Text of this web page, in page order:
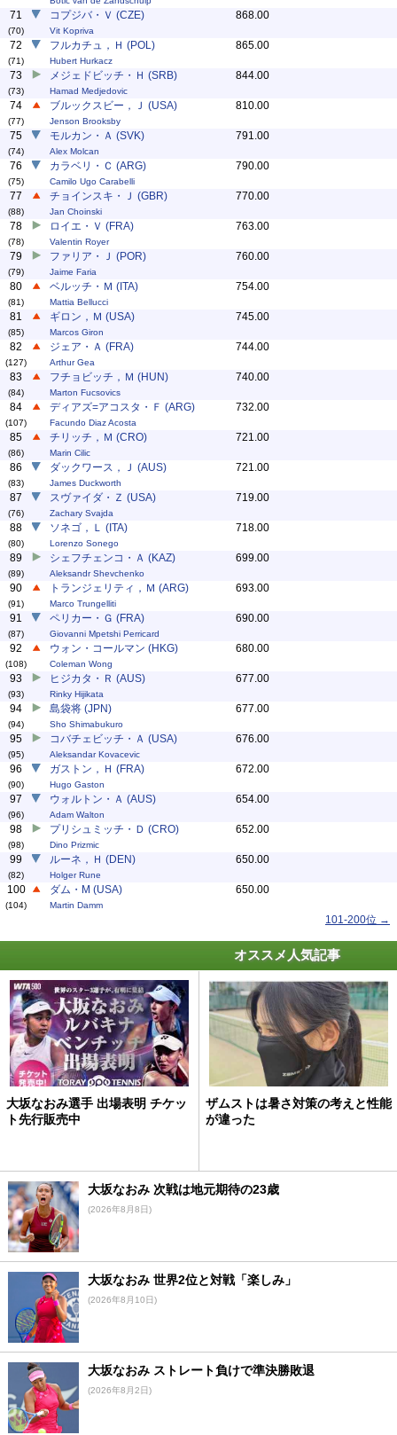
71
(70)
コプジバ・Ｖ (CZE)
Vit Kopriva
868.00
72
(71)
フルカチュ，Ｈ (POL)
Hubert Hurkacz
865.00
73
(73)
メジェドビッチ・Ｈ (SRB)
Hamad Medjedovic
844.00
74
(77)
ブルックスビー，Ｊ (USA)
Jenson Brooksby
810.00
75
(74)
モルカン・Ａ (SVK)
Alex Molcan
791.00
76
(75)
カラベリ・Ｃ (ARG)
Camilo Ugo Carabelli
790.00
77
(88)
チョインスキ・Ｊ (GBR)
Jan Choinski
770.00
78
(78)
ロイエ・Ｖ (FRA)
Valentin Royer
763.00
79
(79)
ファリア・Ｊ (POR)
Jaime Faria
760.00
80
(81)
ベルッチ・Ｍ (ITA)
Mattia Bellucci
754.00
81
(85)
ギロン，Ｍ (USA)
Marcos Giron
745.00
82
(127)
ジェア・Ａ (FRA)
Arthur Gea
744.00
83
(84)
フチョビッチ，Ｍ (HUN)
Marton Fucsovics
740.00
84
(107)
ディアズ=アコスタ・Ｆ (ARG)
Facundo Diaz Acosta
732.00
85
(86)
チリッチ，Ｍ (CRO)
Marin Cilic
721.00
86
(83)
ダックワース，Ｊ (AUS)
James Duckworth
721.00
87
(76)
スヴァイダ・Ｚ (USA)
Zachary Svajda
719.00
88
(80)
ソネゴ，Ｌ (ITA)
Lorenzo Sonego
718.00
89
(89)
シェフチェンコ・Ａ (KAZ)
Aleksandr Shevchenko
699.00
90
(91)
トランジェリティ，Ｍ (ARG)
Marco Trungelliti
693.00
91
(87)
ペリカー・Ｇ (FRA)
Giovanni Mpetshi Perricard
690.00
92
(108)
ウォン・コールマン (HKG)
Coleman Wong
680.00
93
(93)
ヒジカタ・Ｒ (AUS)
Rinky Hijikata
677.00
94
(94)
島袋将 (JPN)
Sho Shimabukuro
677.00
95
(95)
コバチェビッチ・Ａ (USA)
Aleksandar Kovacevic
676.00
96
(90)
ガストン，Ｈ (FRA)
Hugo Gaston
672.00
97
(96)
ウォルトン・Ａ (AUS)
Adam Walton
654.00
98
(98)
プリシュミッチ・Ｄ (CRO)
Dino Prizmic
652.00
99
(82)
ルーネ，Ｈ (DEN)
Holger Rune
650.00
100
(104)
ダム・M (USA)
Martin Damm
650.00
101-200位 →
オススメ人気記事
大坂なおみ選手 出場表明 チケッ
ト先行販売中
ザムストは暑さ対策の考えと性能
が違った
大坂なおみ 次戦は地元期待の23歳
(2026年8月8日)
大坂なおみ 世界2位と対戦「楽しみ」
(2026年8月10日)
大坂なおみ ストレート負けで準決勝敗退
(2026年8月2日)